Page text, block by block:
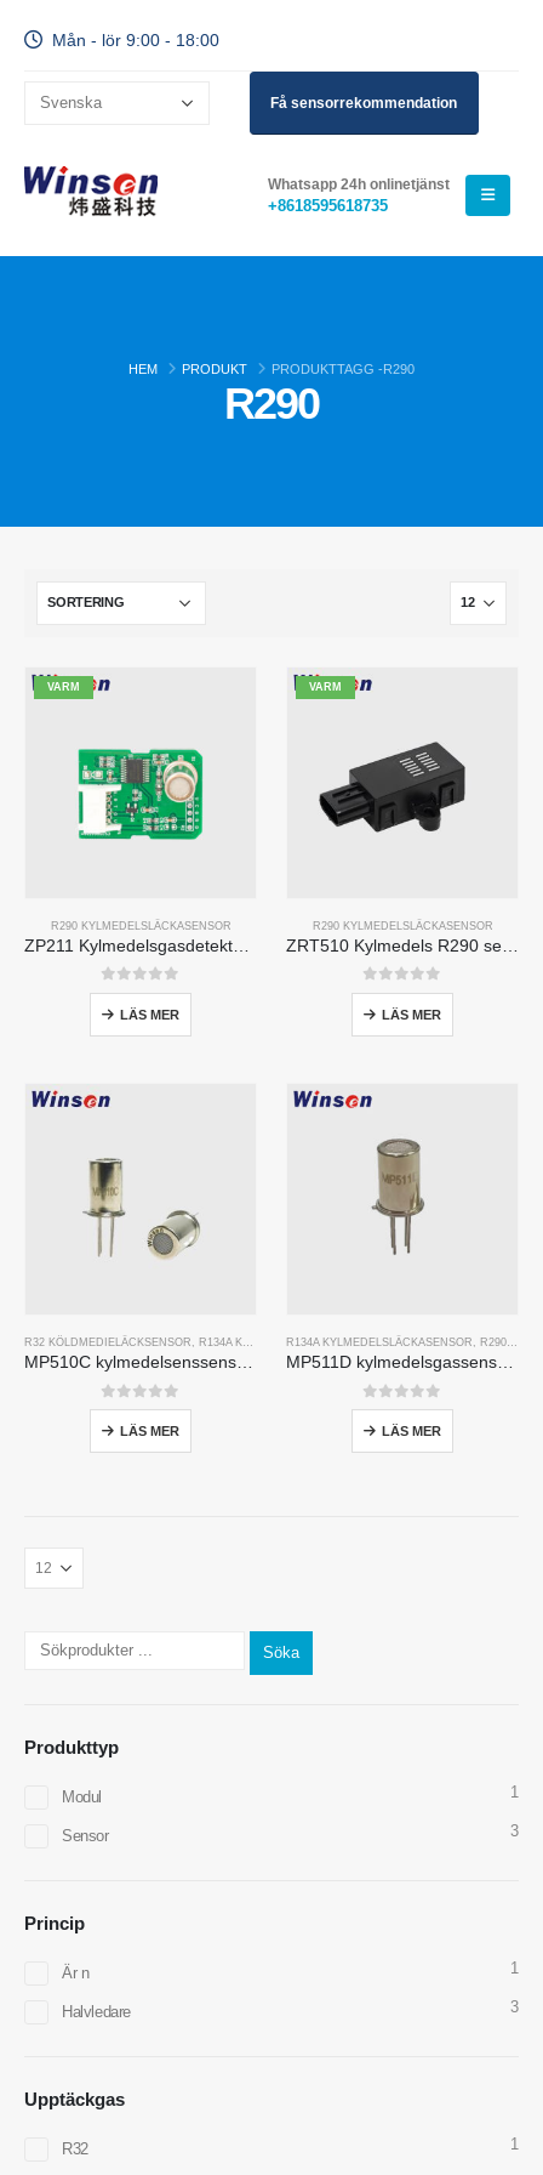
Mån - lör 9:00 - 18:00
Få sensorrekommendation
Whatsapp 24h onlinetjänst
+8618595618735
HEM PRODUKT PRODUKTTAGG -R290
R290
VARM
R290 KYLMEDELSLÄCKASENSOR
0av 5
LÄS MER
VARM
R290 KYLMEDELSLÄCKASENSOR
0av 5
LÄS MER
R32 KÖLDMEDIELÄCKSENSOR , R134A KYLMEDELSLÄCKASENSOR ,R290
MP510C kylmedelsenssensor | Freon-läckedetektering med hög känslighet för R32, R134A, R410A, R290
0av 5
LÄS MER
R134A KYLMEDELSLÄCKASENSOR , R290 KYLMEDELSLÄCKASENSOR
MP511D kylmedelsgassensor-Halvledarbaserad sensor för kylmedelsläckedetektering
0av 5
LÄS MER
Söka
Produkttyp
Modul 1
Sensor 3
Princip
Är n 1
Halvledare 3
Upptäckgas
R32 1
E-post : cece@winsensor.com
Whatsapp: +8618595618735